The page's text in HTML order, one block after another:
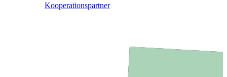
Kooperationspartner